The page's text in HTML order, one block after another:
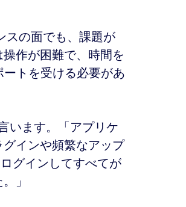
スの面でも、課題が
作が困難で、時間を
トを受ける必要があ
います。「アプリケ
インや頻繁なアップ
グインしてすべてが
」